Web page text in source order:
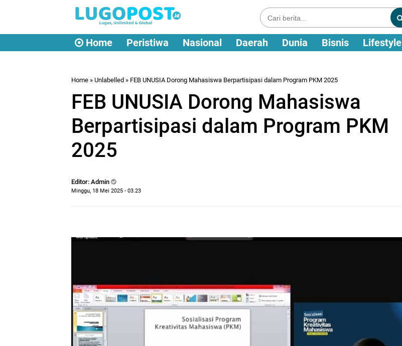
Home Peristiwa Nasional Daerah Dunia Bisnis Lifestyle
Home » Unlabelled » FEB UNUSIA Dorong Mahasiswa Berpartisipasi dalam Program PKM 2025
FEB UNUSIA Dorong Mahasiswa
Berpartisipasi dalam Program PKM
2025
Editor: Admin
Minggu, 18 Mei 2025 - 03.23